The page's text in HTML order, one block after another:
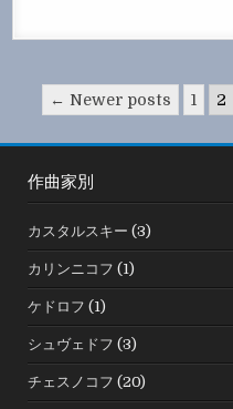
投
稿
の
ペ
ー
ジ
送
り
← Newer posts 1 2
作曲家別
カスタルスキー (3)
カリンニコフ (1)
ケドロフ (1)
シュヴェドフ (3)
チェスノコフ (20)